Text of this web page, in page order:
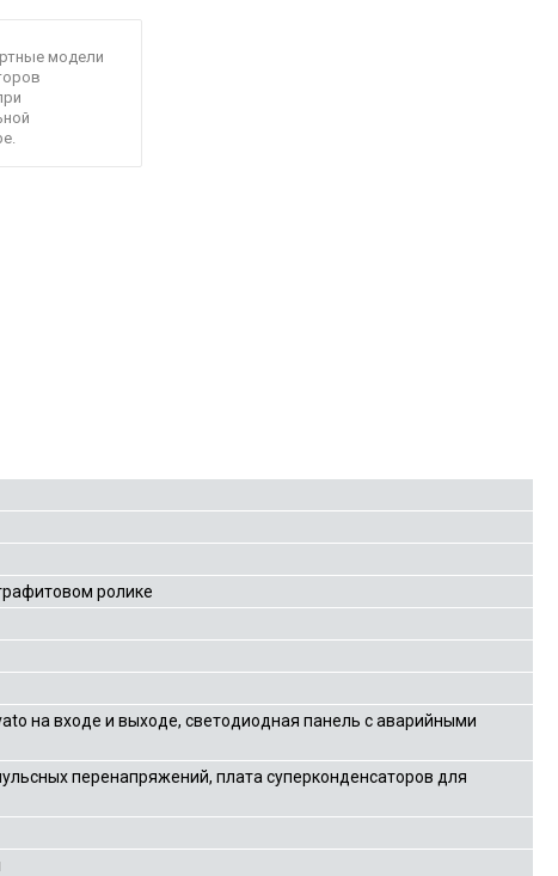
модели
ролике
на входе и выходе, светодиодная панель с аварийными
перенапряжений, плата суперконденсаторов для